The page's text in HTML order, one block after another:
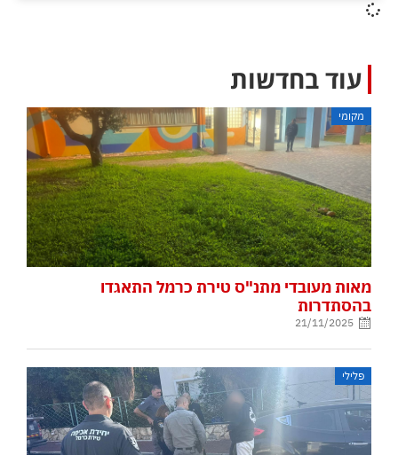
עוד בחדשות
מקומי
מאות מעובדי מתנ"ס טירת כרמל התאגדו
בהסתדרות
21/11/2025
פלילי